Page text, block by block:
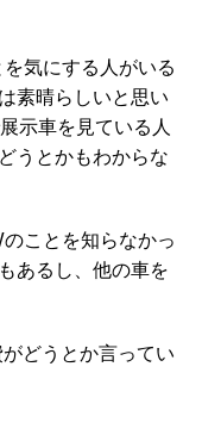
気にする人がいる
素晴らしいと思い
示車を見ている人
うとかもわからな
ことを知らなかっ
あるし、他の車を
どうとか言ってい